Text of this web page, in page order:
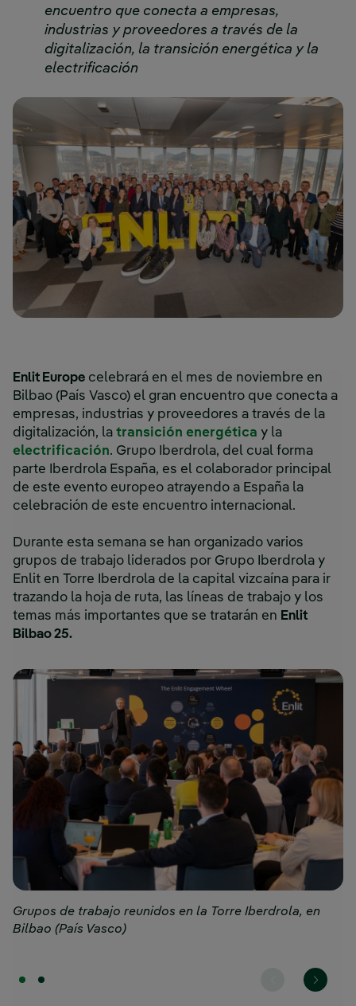
encuentro que conecta a empresas,
industrias y proveedores a través de la
digitalización, la transición energética y la
electrificación
Enlit Europe celebrará en el mes de noviembre en
Bilbao (País Vasco) el gran encuentro que conecta a
empresas, industrias y proveedores a través de la
digitalización, la transición energética y la
electrificación. Grupo Iberdrola, del cual forma
parte Iberdrola España, es el colaborador principal
de este evento europeo atrayendo a España la
celebración de este encuentro internacional.
Durante esta semana se han organizado varios
grupos de trabajo liderados por Grupo Iberdrola y
Enlit en Torre Iberdrola de la capital vizcaína para ir
trazando la hoja de ruta, las líneas de trabajo y los
temas más importantes que se tratarán en Enlit
Bilbao 25.
Grupos de trabajo reunidos en la Torre Iberdrola, en
Bilbao (País Vasco)